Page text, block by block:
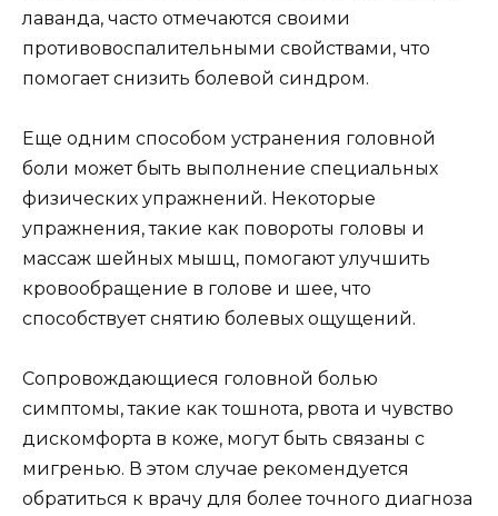
лаванда, часто отмечаются своими
противовоспалительными свойствами, что
помогает снизить болевой синдром.
Еще одним способом устранения головной
боли может быть выполнение специальных
физических упражнений. Некоторые
упражнения, такие как повороты головы и
массаж шейных мышц, помогают улучшить
кровообращение в голове и шее, что
способствует снятию болевых ощущений.
Сопровождающиеся головной болью
симптомы, такие как тошнота, рвота и чувство
дискомфорта в коже, могут быть связаны с
мигренью. В этом случае рекомендуется
обратиться к врачу для более точного диагноза